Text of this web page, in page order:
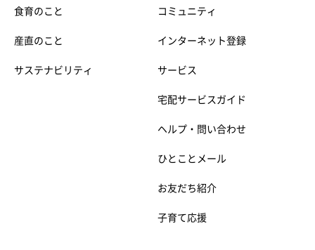
食育のこと
産直のこと
サステナビリティ
コミュニティ
インターネット登録
サービス
宅配サービスガイド
ヘルプ・問い合わせ
ひとことメール
お友だち紹介
子育て応援